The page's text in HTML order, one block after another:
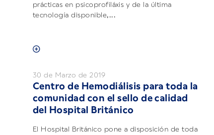
prácticas en psicoprofiláxis y de la última
tecnología disponible,...
30 de Marzo de 2019
Centro de Hemodiálisis para toda la
comunidad con el sello de calidad
del Hospital Británico
El Hospital Británico pone a disposición de toda